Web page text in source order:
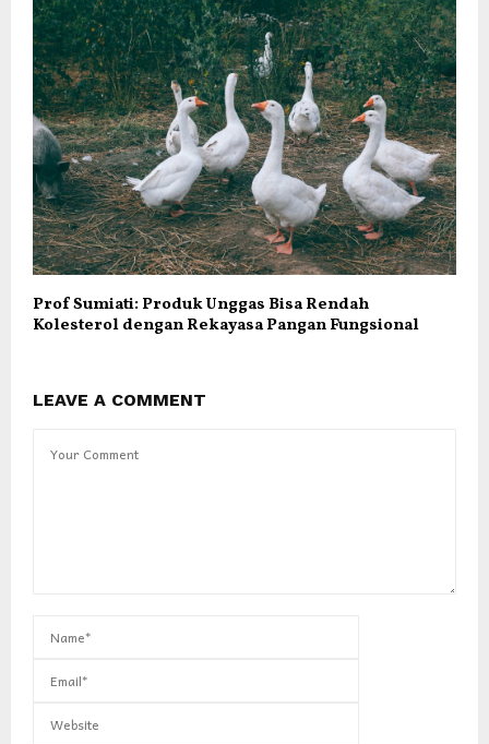
Prof Sumiati: Produk Unggas Bisa Rendah
Kolesterol dengan Rekayasa Pangan Fungsional
LEAVE A COMMENT